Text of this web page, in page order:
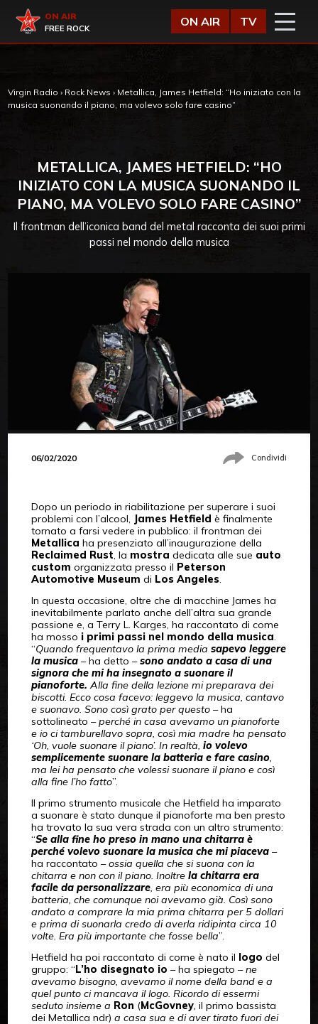
Virgin Radio
ON AIR
FREE ROCK
ON AIR TV
Virgin Radio › Rock News › Metallica, James Hetfield: “Ho iniziato con la
musica suonando il piano, ma volevo solo fare casino”
METALLICA, JAMES HETFIELD: “HO
INIZIATO CON LA MUSICA SUONANDO IL
PIANO, MA VOLEVO SOLO FARE CASINO”
Il frontman dell’iconica band del metal racconta dei suoi primi
passi nel mondo della musica
06/02/2020 Condividi
Dopo un periodo in riabilitazione per superare i suoi
problemi con l’alcool,
James Hetfield è finalmente
tornato a farsi vedere in pubblico: il frontman dei
Metallica ha presenziato all’inaugurazione della
Reclaimed Rust , la mostra dedicata alle sue auto
custom organizzata presso il Peterson
Automotive Museum di Los Angeles.
In questa occasione, oltre che di macchine James ha
inevitabilmente parlato anche dell’altra sua grande
passione e, a Terry L. Karges, ha raccontato di come
ha mosso i primi passi nel mondo della musica
“Quando frequentavo la prima media sapevo leggere
la musica– ha detto –sono andato a casa di una
signora che mi ha insegnato a suonare il
pianoforte. Alla fine della lezione mi preparava dei
biscotti. Ecco cosa facevo: leggevo la musica, cantavo
e suonavo. Sono così grato per questo– ha
sottolineato –perché in casa avevamo un pianoforte
e io ci tamburellavo sopra, così mia madre ha pensato
‘Oh, vuole suonare il piano’. In realtà, io volevo
semplicemente suonare la batteria e fare casino,
ma lei ha pensato che volessi suonare il piano e così
alla fine l’ho fatto”.
Il primo strumento musicale che Hetfield ha imparato
a suonare è stato dunque il pianoforte ma ben presto
ha trovato la sua vera strada con un altro strumento:
“Se alla fine ho preso in mano una chitarra è
perché volevo suonare la musica che mi piaceva–
ha raccontato –ossia quella che si suona con la
chitarra e non con il piano. Inoltre la chitarra era
facile da personalizzare, era più economica di una
batteria, che comunque noi avevamo già. Così sono
andato a comprare la mia prima chitarra per 5 dollari
e prima di suonarla credo di averla ridipinta circa 10
volte. Era più importante che fosse bella”.
Hetfield ha poi raccontato di come è nato il logo del
gruppo: “L’ho disegnato io – ha spiegato –ne
avevamo bisogno, avevamo il nome della band e a
quel punto ci mancava il logo. Ricordo di essermi
seduto insieme a Ron (McGovney, il primo bassista
dei Metallica ndr) a casa sua e di aver tirato fuori dei